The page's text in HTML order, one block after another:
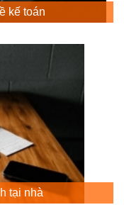
kế toán
tại nhà